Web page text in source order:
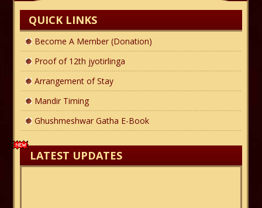
QUICK LINKS
Become A Member (Donation)
Proof of 12th jyotirlinga
Arrangement of Stay
Mandir Timing
Ghushmeshwar Gatha E-Book
LATEST UPDATES